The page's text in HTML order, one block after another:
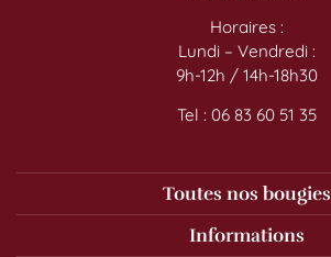
Horaires :
Lundi – Vendredi :
9h-12h / 14h-18h30
Tel : 06 83 60 51 35
Toutes nos bougies
Informations